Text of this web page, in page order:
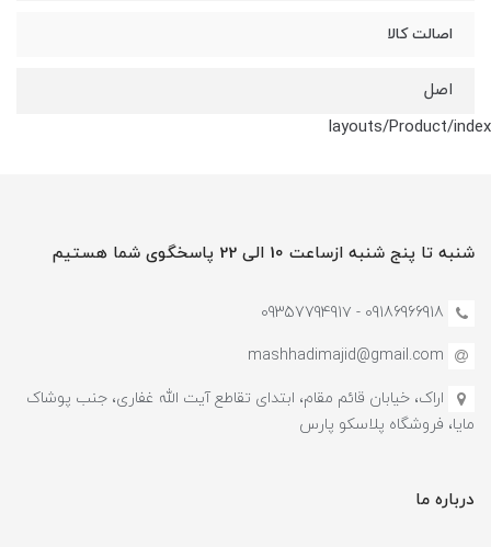
اصالت کالا
اصل
layouts/Product/index
شنبه تا پنج شنبه ازساعت 10 الی 22 پاسخگوی شما هستیم
09186966918 - 0935779491۷
mashhadimajid@gmail.com
اراک، خیابان قائم مقام، ابتدای تقاطع آیت الله غفاری، جنب پوشاک
مایا، فروشگاه پلاسکو پارس
درباره ما